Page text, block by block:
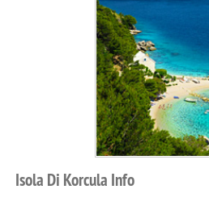
Isola Di Korcula Info